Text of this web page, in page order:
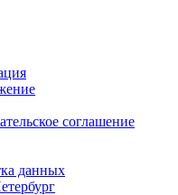
соглашение
данных